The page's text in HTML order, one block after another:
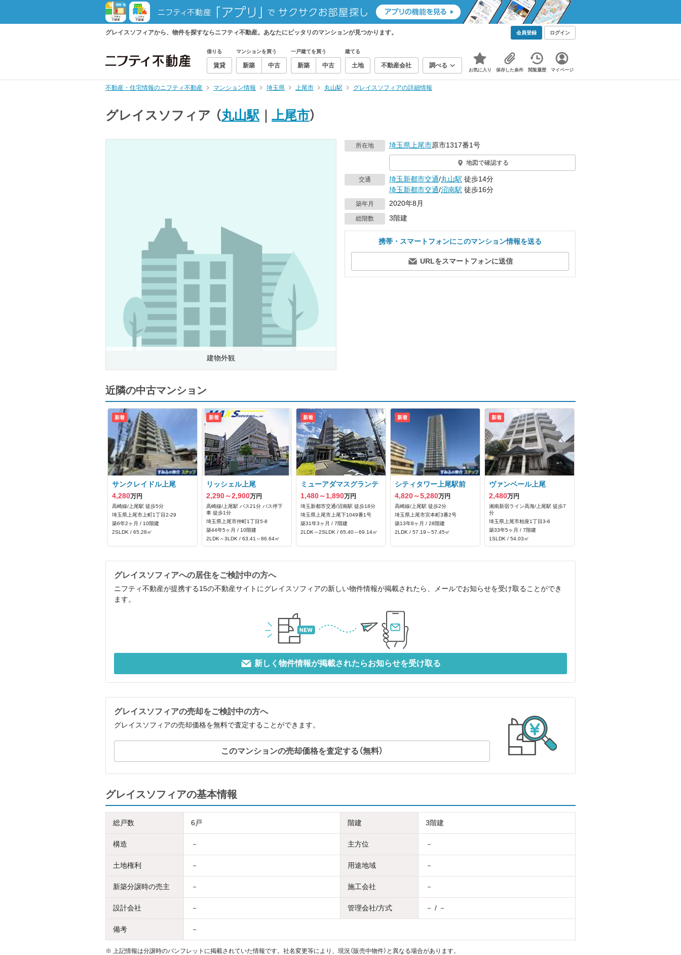
グレイスソフィアから、物件を探すならニフティ不動産。あなたにピッタリのマンションが見つかります。 会員登録 ログイン
借りる
賃貸
マンションを買う
新築 中古
一戸建てを買う
新築 中古
建てる
土地 不動産会社 調べる
お気に入り 保存した条件 閲覧履歴 マイページ
不動産・住宅情報のニフティ不動産 マンション情報 埼玉県 上尾市 丸山駅 グレイスソフィアの詳細情報
グレイスソフィア （丸山駅 上尾市）
建物外観
所在地 埼玉県 上尾市原市1317番1号
地図で確認する
交通 埼玉新都市交通/丸山駅 徒歩14分
埼玉新都市交通/沼南駅 徒歩16分
築年月 2020年8月
総階数 3階建
携帯・スマートフォンにこのマンション情報を送る
URLをスマートフォンに送信
近隣の中古マンション
新着
サンクレイドル上尾
4,280万円
高崎線/上尾駅 徒歩5分
埼玉県上尾市上町1丁目2-29
築6年2ヶ月 / 10階建
2SLDK / 65.28㎡
新着
リッシェル上尾
2,290～2,900万円
高崎線/上尾駅 バス21分 バス停下
車 徒歩1分
埼玉県上尾市仲町1丁目5-8
築44年5ヶ月 / 10階建
2LDK～3LDK / 63.41～86.64㎡
新着
ミューアダマスグランテ
1,480～1,890万円
埼玉新都市交通/沼南駅 徒歩18分
埼玉県上尾市上尾下1049番1号
築31年3ヶ月 / 7階建
2LDK～2SLDK / 65.40～69.14㎡
新着
シティタワー上尾駅前
4,820～5,280万円
高崎線/上尾駅 徒歩2分
埼玉県上尾市宮本町3番2号
築13年8ヶ月 / 28階建
2LDK / 57.19～57.45㎡
新着
ヴァンベール上尾
2,480万円
湘南新宿ライン高海/上尾駅 徒歩7
分
埼玉県上尾市柏座1丁目3-6
築33年5ヶ月 / 7階建
1SLDK / 54.03㎡
グレイスソフィアへの居住をご検討中の方へ
ニフティ不動産が提携する15の不動産サイトにグレイスソフィアの新しい物件情報が掲載されたら、メールでお知らせを受け取ることができ
ます。
新しく物件情報が掲載されたらお知らせを受け取る
グレイスソフィアの売却をご検討中の方へ
グレイスソフィアの売却価格を無料で査定することができます。
このマンションの売却価格を査定する（無料）
グレイスソフィアの基本情報
総戸数 6戸 階建 3階建
構造 － 主方位 －
土地権利 － 用途地域 －
新築分譲時の売主 － 施工会社 －
設計会社 － 管理会社/方式 － / －
備考 －
※
上記情報は分譲時のパンフレットに掲載されていた情報です。社名変更等により、現況（販売中物件）と異なる場合があります。